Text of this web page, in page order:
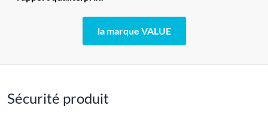
la marque VALUE
Sécurité produit